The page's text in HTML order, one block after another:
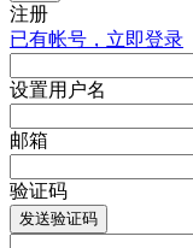
注册
已有帐号，立即登录
设置用户名
邮箱
验证码
发送验证码